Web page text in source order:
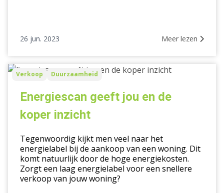
26 jun. 2023 Meer lezen
Energiescan
inzicht
Verkoop Duurzaamheid
Energiescan geeft jou en de
koper inzicht
Tegenwoordig kijkt men veel naar het
energielabel bij de aankoop van een woning. Dit
komt natuurlijk door de hoge energiekosten.
Zorgt een laag energielabel voor een snellere
verkoop van jouw woning?